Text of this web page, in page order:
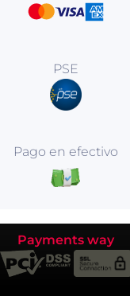
PSE
Pago en efectivo
estotalmente
Payments way